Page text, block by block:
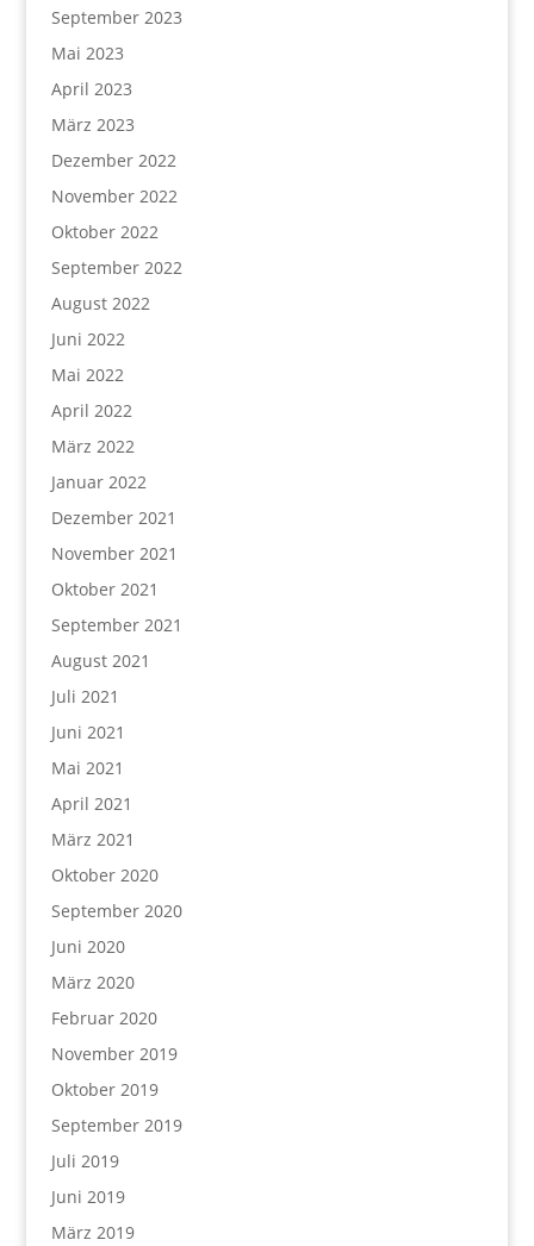
September 2023
Mai 2023
April 2023
März 2023
Dezember 2022
November 2022
Oktober 2022
September 2022
August 2022
Juni 2022
Mai 2022
April 2022
März 2022
Januar 2022
Dezember 2021
November 2021
Oktober 2021
September 2021
August 2021
Juli 2021
Juni 2021
Mai 2021
April 2021
März 2021
Oktober 2020
September 2020
Juni 2020
März 2020
Februar 2020
November 2019
Oktober 2019
September 2019
Juli 2019
Juni 2019
März 2019